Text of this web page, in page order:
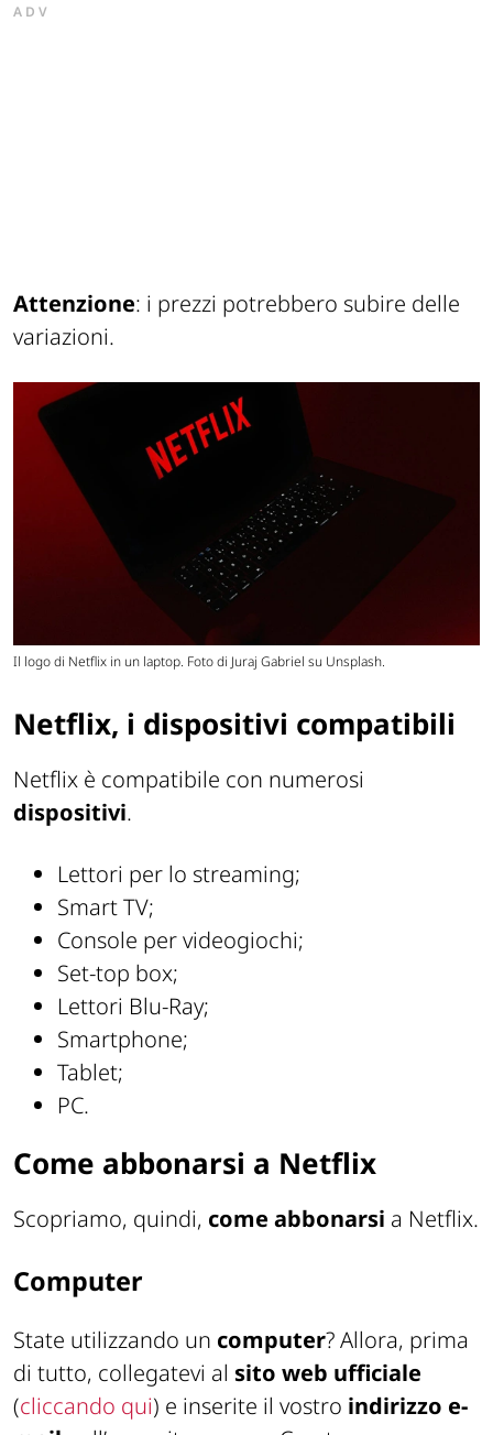
ADV
Attenzione: i prezzi potrebbero subire delle
variazioni.
Il logo di Netflix in un laptop. Foto di Juraj Gabriel su Unsplash.
Netflix, i dispositivi compatibili
Netflix è compatibile con numerosi
dispositivi.
Lettori per lo streaming;
Smart TV;
Console per videogiochi;
Set-top box;
Lettori Blu-Ray;
Smartphone;
Tablet;
PC.
Come abbonarsi a Netflix
Scopriamo, quindi, come abbonarsi a Netflix.
Computer
State utilizzando un computer? Allora, prima
di tutto, collegatevi al sito web ufficiale
(cliccando qui) e inserite il vostro indirizzo e-